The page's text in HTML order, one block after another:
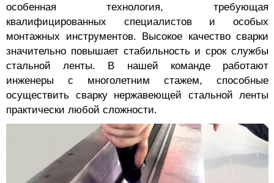
особенная технология, требующая
квалифицированных специалистов и особых
монтажных инструментов. Высокое качество сварки
значительно повышает стабильность и срок службы
стальной ленты. В нашей команде работают
инженеры с многолетним стажем, способные
осуществить сварку нержавеющей стальной ленты
практически любой сложности.